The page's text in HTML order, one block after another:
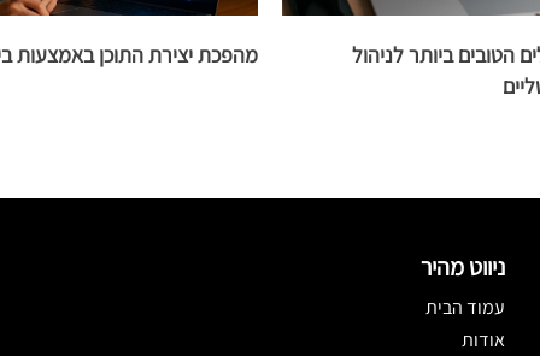
הטובים ביותר לניהול
מהפכת יצירת התוכן באמצעות
ניווט מהיר
עמוד הבית
אודות